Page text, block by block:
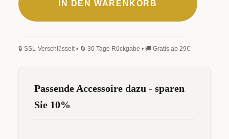
KLASSISCH ELEGANT
IN DEN WARENKORB
Passende Accessoire dazu - sparen
Sie 10%